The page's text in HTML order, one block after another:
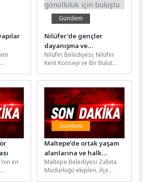
ve
Gündem
Nilüfer’de gençler
dayanışma ve
gönüllülük için buluştu
Nilüfer Belediyesi, Nilüfer
Kent Konseyi ve Bir Bulut
düzenlenen “Gönüllülük ve...
en
Gündem
Maltepe’de ortak yaşam
alanlarına ve halk
sağlığına sıkı takip
Maltepe Belediyesi Zabıta
Müdürlüğü ekipleri, ilçe